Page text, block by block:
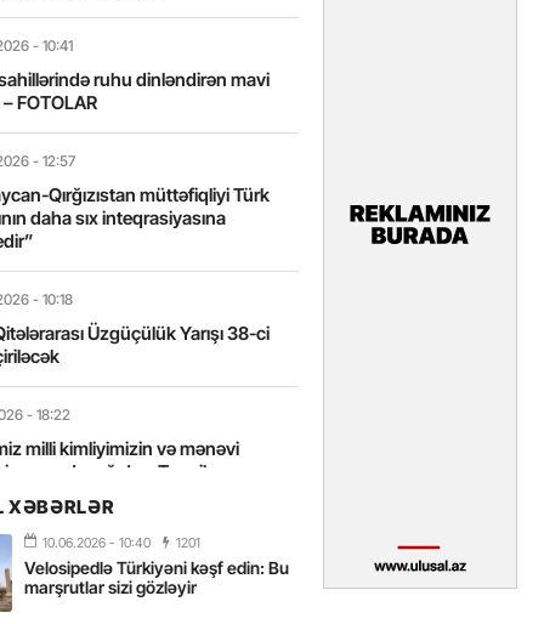
- 10:41
ruhu dinləndirən mavi
FOTOLAR
- 12:57
Qırğızıstan müttəfiqliyi Türk
daha sıx inteqrasiyasına
- 10:18
Üzgüçülük Yarışı 38-ci
- 18:22
milli kimliyimizin və mənəvi
əsas dayağıdır – Tənzilə
- 16:58
yalnız böyük liderlər dəyişir
XƏBƏRLƏR
10.06.2026 - 10:40 1201
Velosipedlə Türkiyəni kəşf edin: Bu
marşrutlar sizi gözləyir